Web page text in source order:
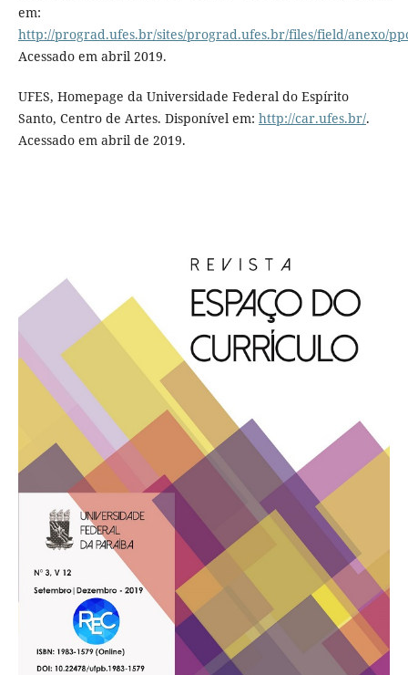
em:
http://prograd.ufes.br/sites/prograd.ufes.br/files/field/anexo/
Acessado em abril 2019.
UFES, Homepage da Universidade Federal do Espírito
Santo, Centro de Artes. Disponível em: http://car.ufes.br/.
Acessado em abril de 2019.